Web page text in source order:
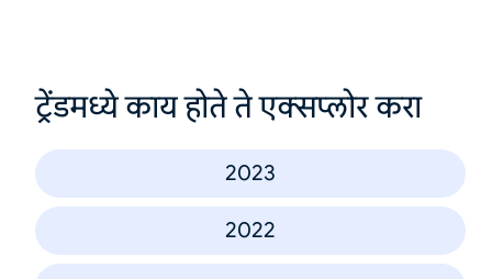
ट्रेंडमध्ये काय होते ते एक्सप्लोर करा
2023
2022